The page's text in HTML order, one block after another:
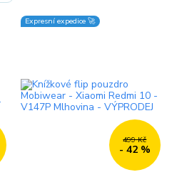
Expresní expedice 🚀
499 Kč
- 42 %